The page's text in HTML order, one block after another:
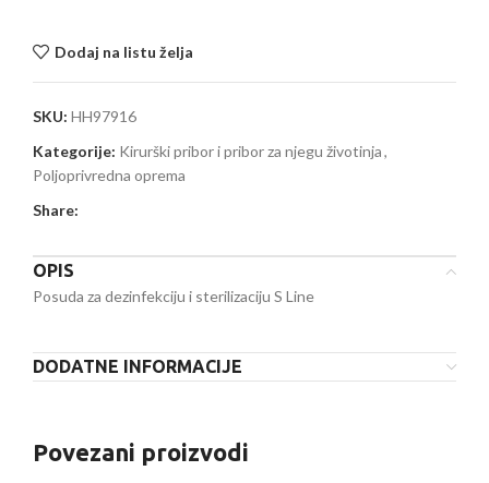
Dodaj na listu želja
SKU: HH97916
Kategorije: Kirurški pribor i pribor za njegu životinja,
Poljoprivredna oprema
Share:
OPIS
Posuda za dezinfekciju i sterilizaciju S Line
DODATNE INFORMACIJE
Povezani proizvodi